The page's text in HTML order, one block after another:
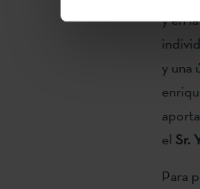
y en
y una
el Sr.
Para